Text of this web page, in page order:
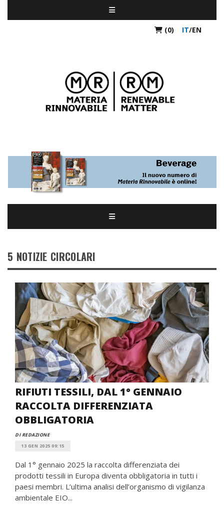
(0) IT/EN
5 NOTIZIE CIRCOLARI
RIFIUTI TESSILI, DAL 1° GENNAIO
RACCOLTA DIFFERENZIATA
OBBLIGATORIA
DI REDAZIONE
13 GEN 2025 09:15
Dal 1° gennaio 2025 la raccolta differenziata dei
prodotti tessili in Europa diventa obbligatoria in tutti i
paesi membri. L’ultima analisi dell’organismo di vigilanza
ambientale EIO...